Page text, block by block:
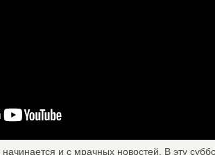
и с мрачных новостей. В эту